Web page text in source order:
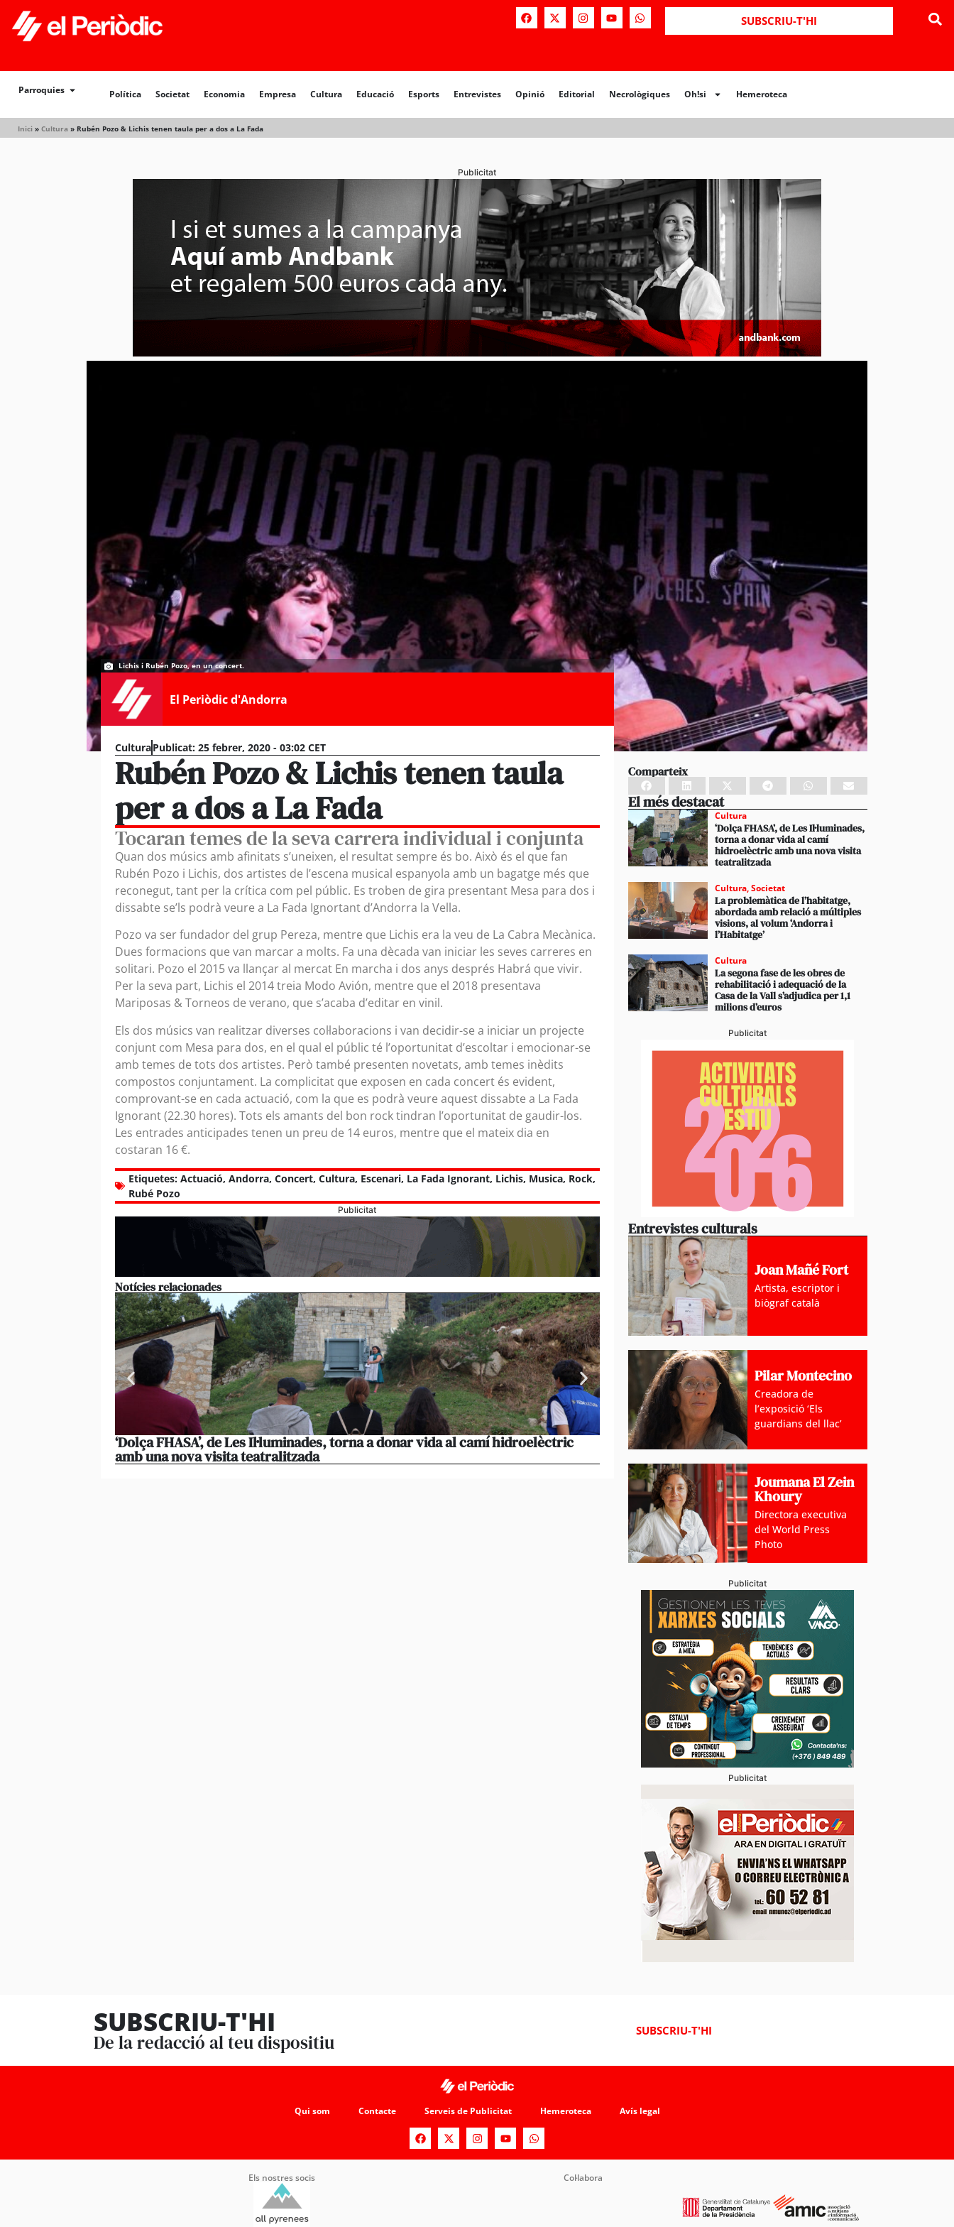
SUBSCRIU-T'HI
Parroquies Política Societat Economia Empresa Cultura Educació Esports Entrevistes Opinió Editorial Necrològiques Oh!si Hemeroteca
Inici » Cultura » Rubén Pozo & Lichis tenen taula per a dos a La Fada
Política Societat Opinió Editorial Necrològiques Hemeroteca
Publicitat
Lichis i Rubén Pozo, en un concert.
El Periòdic d'Andorra
CulturaPublicat: 25 febrer, 2020 - 03:02 CET
Rubén Pozo & Lichis tenen taula
per a dos a La Fada
Tocaran temes de la seva carrera individual i conjunta
Quan dos músics amb afinitats s’uneixen, el resultat sempre és bo. Això és el que fan
Rubén Pozo i Lichis, dos artistes de l’escena musical espanyola amb un bagatge més que
reconegut, tant per la crítica com pel públic. Es troben de gira presentant Mesa para dos i
dissabte se’ls podrà veure a La Fada Ignortant d’Andorra la Vella.
Pozo va ser fundador del grup Pereza, mentre que Lichis era la veu de La Cabra Mecànica.
Dues formacions que van marcar a molts. Fa una dècada van iniciar les seves carreres en
solitari. Pozo el 2015 va llançar al mercat En marcha i dos anys després Habrá que vivir.
Per la seva part, Lichis el 2014 treia Modo Avión, mentre que el 2018 presentava
Mariposas & Torneos de verano, que s’acaba d’editar en vinil.
Els dos músics van realitzar diverses col·laboracions i van decidir-se a iniciar un projecte
conjunt com Mesa para dos, en el qual el públic té l’oportunitat d’escoltar i emocionar-se
amb temes de tots dos artistes. Però també presenten novetats, amb temes inèdits
compostos conjuntament. La complicitat que exposen en cada concert és evident,
comprovant-se en cada actuació, com la que es podrà veure aquest dissabte a La Fada
Ignorant (22.30 hores). Tots els amants del bon rock tindran l’oportunitat de gaudir-los.
Les entrades anticipades tenen un preu de 14 euros, mentre que el mateix dia en
costaran 16 €.
Etiquetes: Actuació, Andorra, Concert, Cultura, Escenari, La Fada Ignorant, Lichis, Musica, Rock,
Rubé Pozo
Publicitat
Notícies relacionades
‘Dolça FHASA’, de Les Il·luminades, torna a donar vida al camí hidroelèctric
amb una nova visita teatralitzada
La problemàtica de l’habitatge, abordada amb relació a
volum ‘Andorra i l’Habitatge’
Comparteix
El més destacat
Cultura
‘Dolça FHASA’, de Les Il·luminades,
torna a donar vida al camí
hidroelèctric amb una nova visita
teatralitzada
Cultura,Societat
La problemàtica de l’habitatge,
abordada amb relació a múltiples
visions, al volum ‘Andorra i
l’Habitatge’
Cultura
La segona fase de les obres de
rehabilitació i adequació de la
Casa de la Vall s’adjudica per 1,1
milions d’euros
Publicitat
Entrevistes culturals
Joan Mañé Fort
Artista, escriptor i
biògraf català
Pilar Montecino
Creadora de
l’exposició ‘Els
guardians del llac’
Joumana El Zein
Khoury
Directora executiva
del World Press
Photo
Publicitat
Publicitat
SUBSCRIU-T'HI
De la redacció al teu dispositiu
SUBSCRIU-T'HI
Qui som Contacte Serveis de Publicitat Hemeroteca Avís legal
Els nostres socis Col·labora